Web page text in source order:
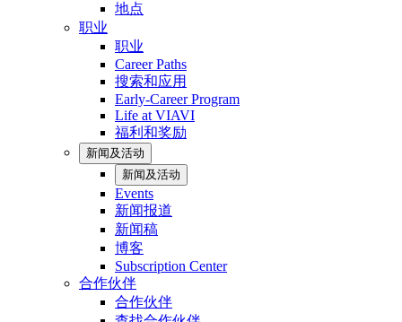
地点
职业
职业
Career Paths
搜索和应用
Early-Career Program
Life at VIAVI
福利和奖励
新闻及活动
新闻及活动
Events
新闻报道
新闻稿
博客
Subscription Center
合作伙伴
合作伙伴